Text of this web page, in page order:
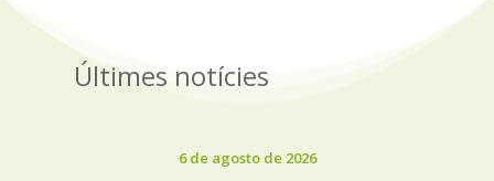
Últimes notícies
6 de agosto de 2026